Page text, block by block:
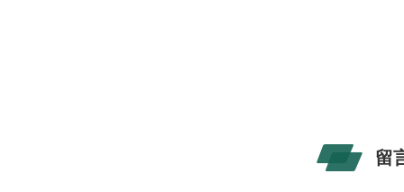
保护结构
留